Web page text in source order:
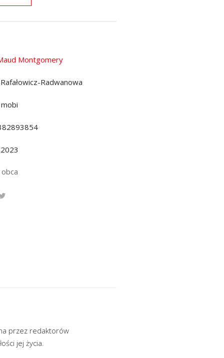
Montgomery
Radwanowa
przez redaktorów
jej życia.